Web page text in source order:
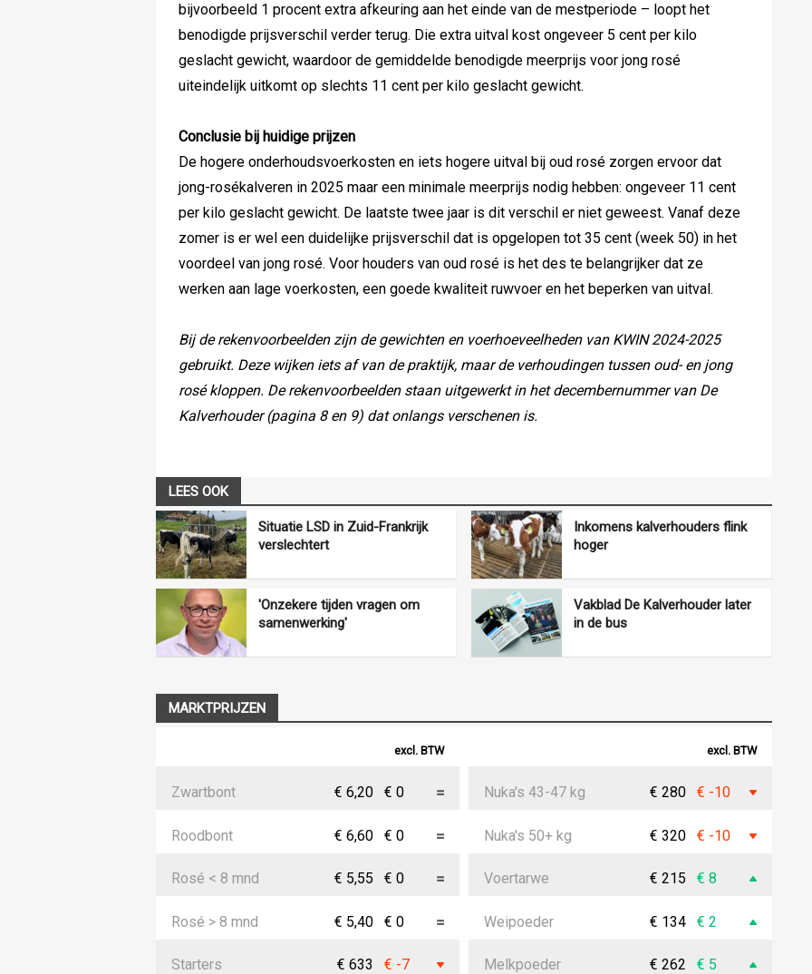
bijvoorbeeld 1 procent extra afkeuring aan het einde van de mestperiode – loopt het
benodigde prijsverschil verder terug. Die extra uitval kost ongeveer 5 cent per kilo
geslacht gewicht, waardoor de gemiddelde benodigde meerprijs voor jong rosé
uiteindelijk uitkomt op slechts 11 cent per kilo geslacht gewicht.
Conclusie bij huidige prijzen
De hogere onderhoudsvoerkosten en iets hogere uitval bij oud rosé zorgen ervoor dat
jong-rosékalveren in 2025 maar een minimale meerprijs nodig hebben: ongeveer 11 cent
per kilo geslacht gewicht. De laatste twee jaar is dit verschil er niet geweest. Vanaf deze
zomer is er wel een duidelijke prijsverschil dat is opgelopen tot 35 cent (week 50) in het
voordeel van jong rosé. Voor houders van oud rosé is het des te belangrijker dat ze
werken aan lage voerkosten, een goede kwaliteit ruwvoer en het beperken van uitval.
Bij de rekenvoorbeelden zijn de gewichten en voerhoeveelheden van KWIN 2024-2025
gebruikt. Deze wijken iets af van de praktijk, maar de verhoudingen tussen oud- en jong
rosé kloppen. De rekenvoorbeelden staan uitgewerkt in het decembernummer van De
Kalverhouder (pagina 8 en 9) dat onlangs verschenen is.
LEES OOK
Situatie LSD in Zuid-Frankrijk
verslechtert
Inkomens kalverhouders flink
hoger
'Onzekere tijden vragen om
samenwerking'
Vakblad De Kalverhouder later
in de bus
MARKTPRIJZEN
excl. BTW
Zwartbont € 6,20 € 0
Roodbont € 6,60 € 0
Rosé < 8 mnd € 5,55 € 0
Rosé > 8 mnd € 5,40 € 0
Starters € 633 € -7
excl. BTW
Nuka's 43-47 kg € 280 € -10
Nuka's 50+ kg € 320 € -10
Voertarwe € 215 € 8
Weipoeder € 134 € 2
Melkpoeder € 262 € 5